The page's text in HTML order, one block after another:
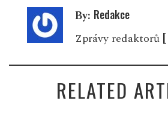
By: Redakce
Zprávy redaktorů
RELATED